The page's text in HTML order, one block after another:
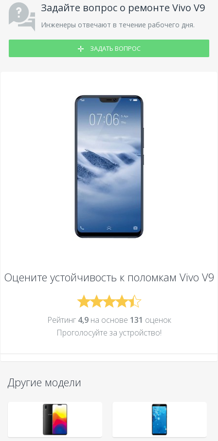
Задайте вопрос о ремонте Vivo V9
Инженеры отвечают в течение рабочего дня.
ЗАДАТЬ ВОПРОС
Оцените устойчивость к поломкам Vivo V9
Рейтинг 4,9на основе 131 оценок
Проголосуйте за устройcтво!
Другие модели